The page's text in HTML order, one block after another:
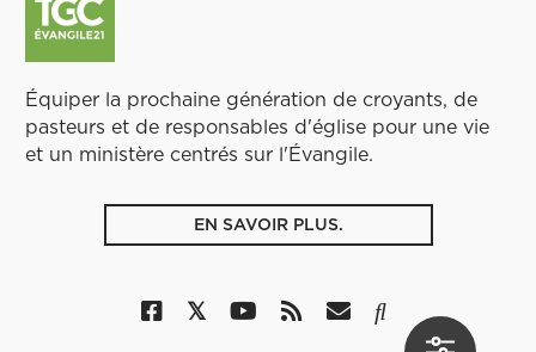
Équiper la prochaine génération de croyants, de
pasteurs et de responsables d'église pour une vie
et un ministère centrés sur l'Évangile.
EN SAVOIR PLUS.